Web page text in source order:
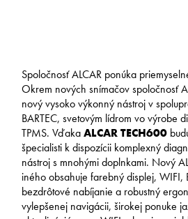
Spoločnosť ALCAR ponúka
Okrem nových snímačov spoločnosť
nový vysoko výkonný nástroj v
BARTEC, svetovým lídrom vo výrobe
TPMS. VďakaALCAR TECH600
špecialisti k dispozícii komplexný
nástroj s mnohými doplnkami. Nový
iného obsahuje farebný displej, WIFI,
bezdrôtové nabíjanie a robustný
vylepšenej navigácii, širokej ponuke